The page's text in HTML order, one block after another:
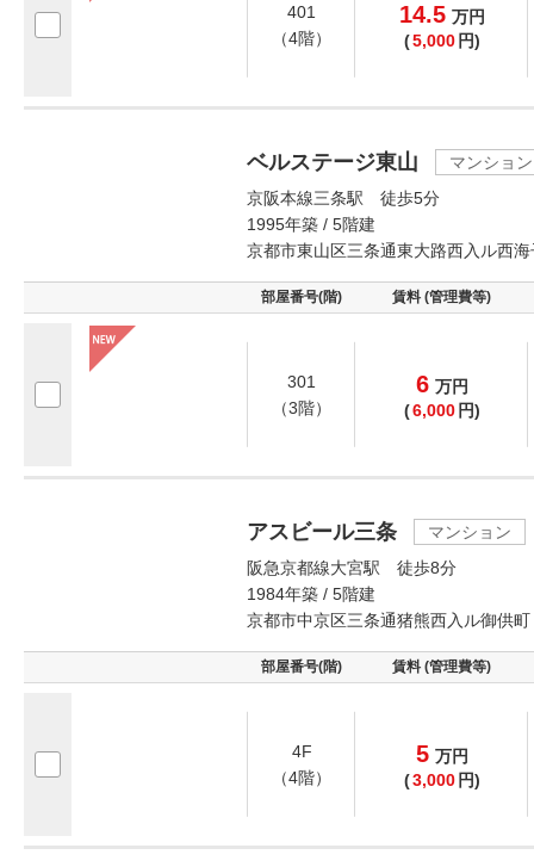
401
（4階）
14.5 万円
(5,000 円)
ベルステージ東山
マンション
京阪本線三条駅 徒歩5分
1995年築 / 5階建
京都市東山区三条通東大路西入ル西海
部屋番号(階) 賃料 (管理費等)
301
（3階）
6 万円
(6,000 円)
アスビール三条
マンション
阪急京都線大宮駅 徒歩8分
1984年築 / 5階建
京都市中京区三条通猪熊西入ル御供町
部屋番号(階) 賃料 (管理費等)
4F
（4階）
5 万円
(3,000 円)